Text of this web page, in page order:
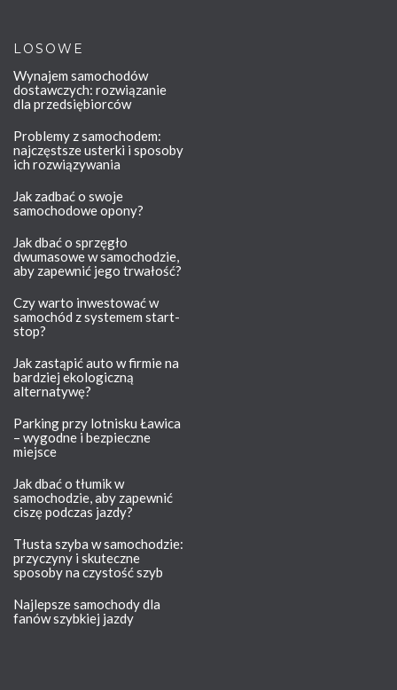
LOSOWE
Wynajem samochodów
dostawczych: rozwiązanie
dla przedsiębiorców
Problemy z samochodem:
najczęstsze usterki i sposoby
ich rozwiązywania
Jak zadbać o swoje
samochodowe opony?
Jak dbać o sprzęgło
dwumasowe w samochodzie,
aby zapewnić jego trwałość?
Czy warto inwestować w
samochód z systemem start-
stop?
Jak zastąpić auto w firmie na
bardziej ekologiczną
alternatywę?
Parking przy lotnisku Ławica
– wygodne i bezpieczne
miejsce
Jak dbać o tłumik w
samochodzie, aby zapewnić
ciszę podczas jazdy?
Tłusta szyba w samochodzie:
przyczyny i skuteczne
sposoby na czystość szyb
Najlepsze samochody dla
fanów szybkiej jazdy